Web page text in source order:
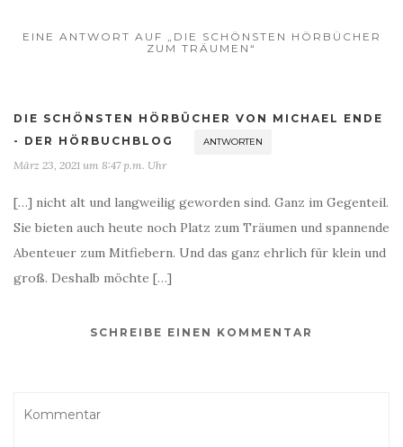
EINE ANTWORT AUF „DIE SCHÖNSTEN HÖRBÜCHER
ZUM TRÄUMEN“
DIE SCHÖNSTEN HÖRBÜCHER VON MICHAEL ENDE
- DER HÖRBUCHBLOG
ANTWORTEN
März 23, 2021 um 8:47 p.m. Uhr
[…] nicht alt und langweilig geworden sind. Ganz im Gegenteil.
Sie bieten auch heute noch Platz zum Träumen und spannende
Abenteuer zum Mitfiebern. Und das ganz ehrlich für klein und
groß. Deshalb möchte […]
SCHREIBE EINEN KOMMENTAR